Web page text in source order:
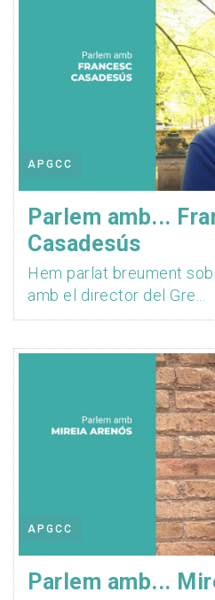
APGCC
Parlem amb...
Casadesús
Hem parlat breument
amb el director del Gre...
APGCC
Parlem amb...